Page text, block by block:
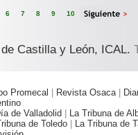
6 7 8 9 10
Castilla y León, ICAL.
Promecal Revista Osaca|
de Valladolid
La Tribuna de
de Toledo
La Tribuna de